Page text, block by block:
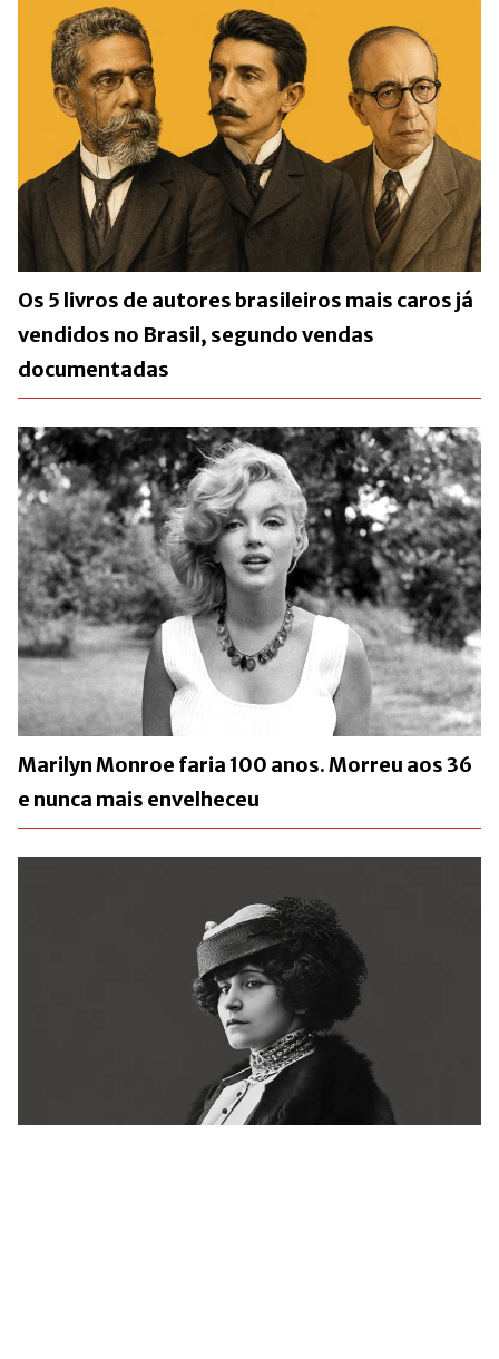
Os 5 livros de autores brasileiros mais caros já
vendidos no Brasil, segundo vendas
documentadas
Marilyn Monroe faria 100 anos. Morreu aos 36
e nunca mais envelheceu